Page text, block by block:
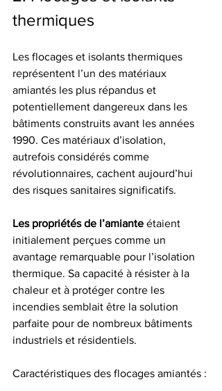
thermiques
Les flocages et isolants thermiques
représentent l’un des matériaux
amiantés les plus répandus et
potentiellement dangereux dans les
bâtiments construits avant les années
1990. Ces matériaux d’isolation,
autrefois considérés comme
révolutionnaires, cachent aujourd’hui
des risques sanitaires significatifs.
Les propriétés de l’amiante étaient
initialement perçues comme un
avantage remarquable pour l’isolation
thermique. Sa capacité à résister à la
chaleur et à protéger contre les
incendies semblait être la solution
parfaite pour de nombreux bâtiments
industriels et résidentiels.
Caractéristiques des flocages amiantés :